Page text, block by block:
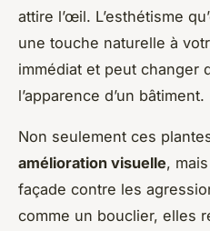
attire l’œil. L’esthétisme
une touche naturelle à
immédiat et peut changer
l’apparence d’un bâtiment.
Non seulement ces
amélioration visuelle,
façade contre les
comme un bouclier, elles